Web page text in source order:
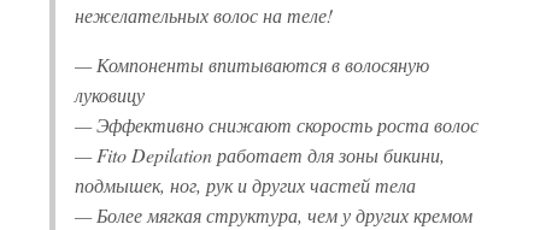
нежелательных волос на теле!
— Компоненты впитываются в волосяную
луковицу
— Эффективно снижают скорость роста волос
— Fito Depilation работает для зоны бикини,
подмышек, ног, рук и других частей тела
— Более мягкая структура, чем у других кремом